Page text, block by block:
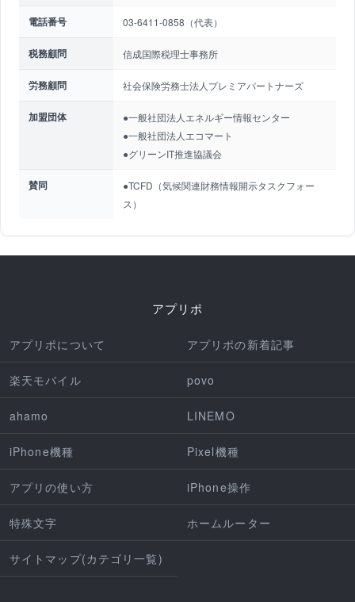
電話番号 03-6411-0858（代表）
税務顧問 信成国際税理士事務所
労務顧問 社会保険労務士法人プレミアパートナーズ
加盟団体
●一般社団法人エネルギー情報センター
●一般社団法人エコマート
●グリーンIT推進協議会
賛同
●TCFD（気候関連財務情報開示タスクフォー
ス）
アプリポ
アプリポについて アプリポの新着記事
楽天モバイル povo
ahamo LINEMO
iPhone機種 Pixel機種
アプリの使い方 iPhone操作
特殊文字 ホームルーター
サイトマップ(カテゴリ一覧)